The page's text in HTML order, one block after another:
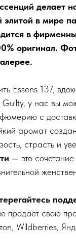
делает
элитой в мире
в
оригинал.
Essens 137,
у нас вы
с
аромат
страсть и
— это
продаёт свою
Wildberries,